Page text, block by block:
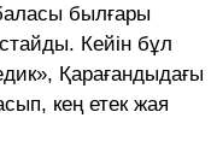
былғары
Кейін бұл
Қарағандыдағы
кең етек жая